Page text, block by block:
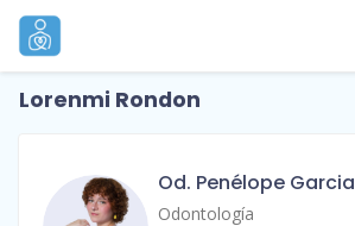
Lorenmi Rondon
Od. Penélope Garcia
Odontología